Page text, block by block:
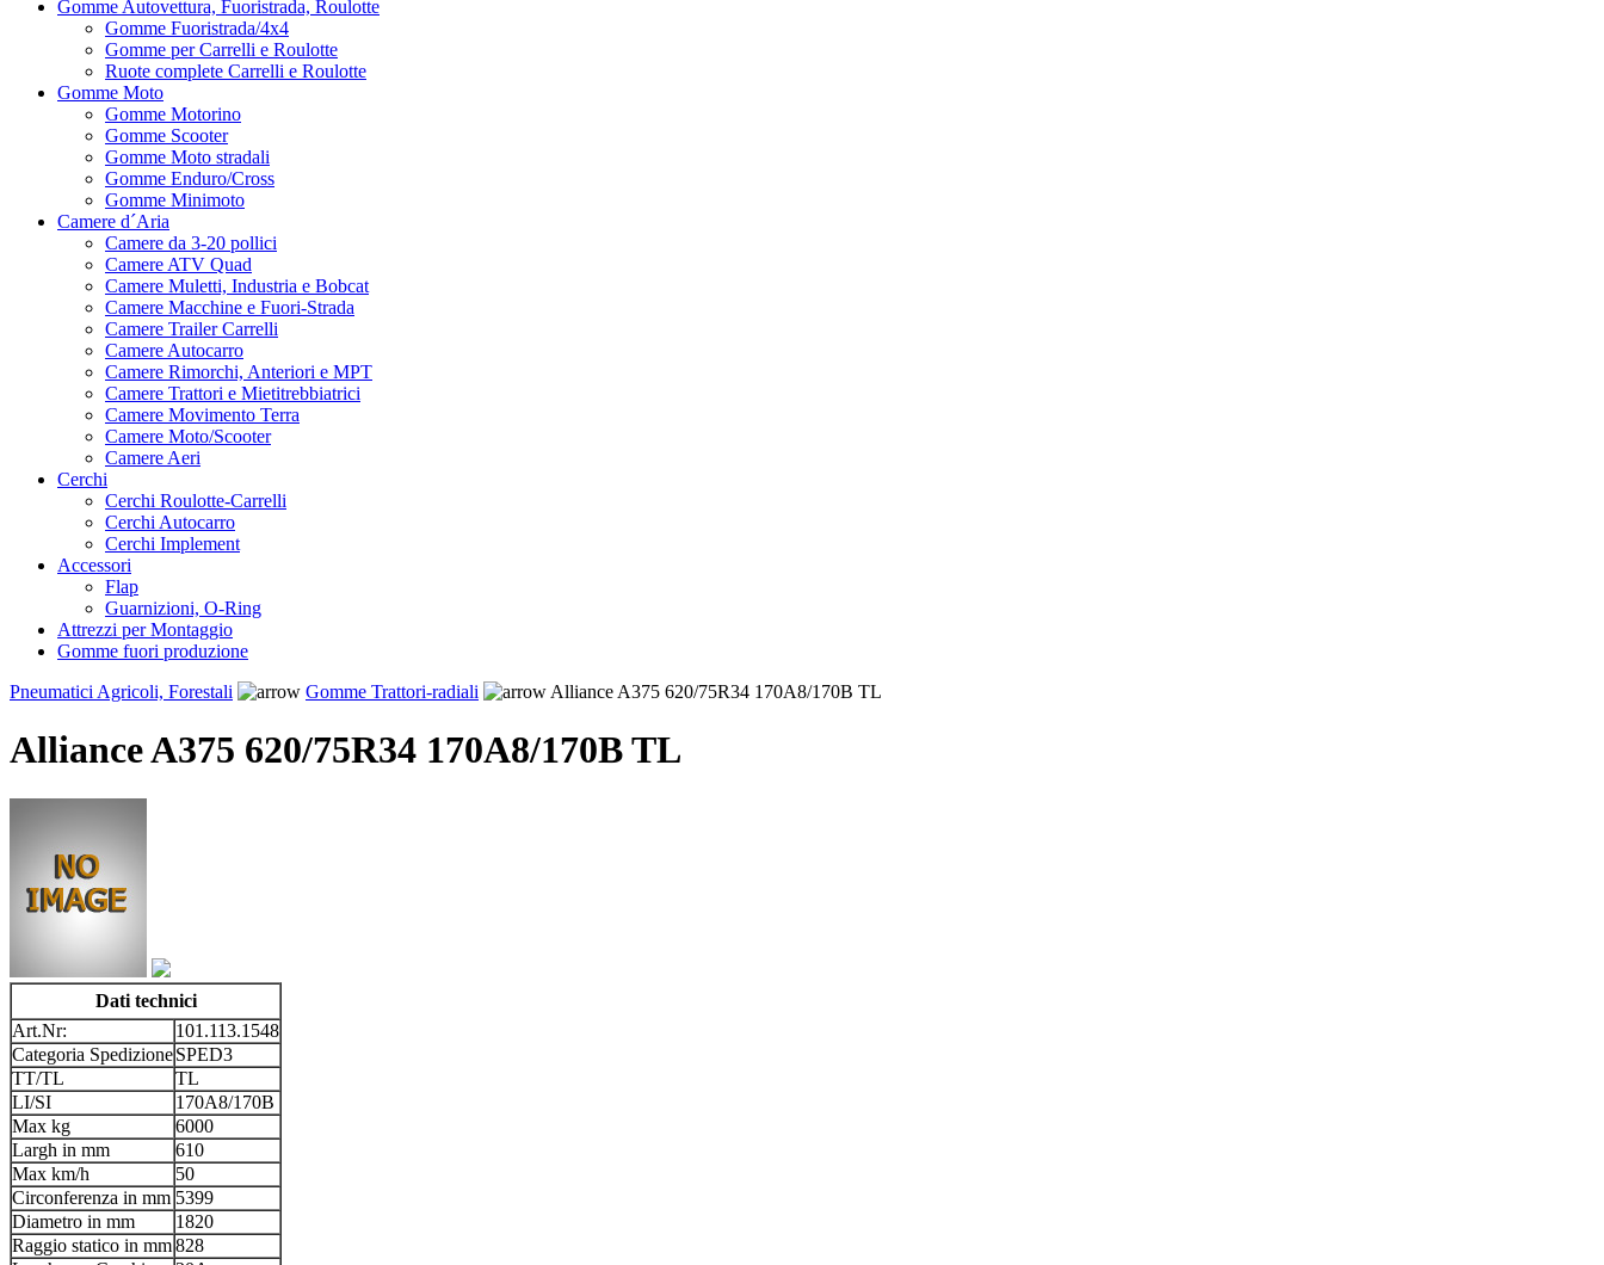
Gomme Autovettura, Fuoristrada, Roulotte
Gomme Fuoristrada/4x4
Gomme per Carrelli e Roulotte
Ruote complete Carrelli e Roulotte
Gomme Moto
Gomme Motorino
Gomme Scooter
Gomme Moto stradali
Gomme Enduro/Cross
Gomme Minimoto
Camere d´Aria
Camere da 3-20 pollici
Camere ATV Quad
Camere Muletti, Industria e Bobcat
Camere Macchine e Fuori-Strada
Camere Trailer Carrelli
Camere Autocarro
Camere Rimorchi, Anteriori e MPT
Camere Trattori e Mietitrebbiatrici
Camere Movimento Terra
Camere Moto/Scooter
Camere Aeri
Cerchi
Cerchi Roulotte-Carrelli
Cerchi Autocarro
Cerchi Implement
Accessori
Flap
Guarnizioni, O-Ring
Attrezzi per Montaggio
Gomme fuori produzione
Pneumatici Agricoli, Forestali
Gomme Trattori-radiali Alliance A375 620/75R34 170A8/170B TL
Alliance A375 620/75R34 170A8/170B TL
Dati technici
Art.Nr:
101.113.1548
Categoria SpedizioneSPED3
TT/TL
TL
LI/SI
170A8/170B
Max kg
6000
Largh in mm
610
Max km/h
50
Circonferenza in mm 5399
Diametro in mm
1820
Raggio statico in mm828